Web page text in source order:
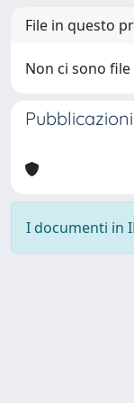
File in questo
Non ci sono
I documenti in